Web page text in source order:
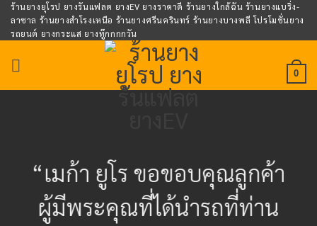
Skip
content
ร้านยางยุโรป ยางรันแฟลต ยางEV ยางราคาดี ร้านยางใกล้ฉัน ร้านยางแบริ่ง-
ลาซาล ร้านยางสำโรงเหนือ ร้านยางศรีนครินทร์ ร้านยางบางพลี โปรโมชั่นยาง
รถยนต์ ยางกระแส ยางทู๊กกกกวัน
0
“เมก้า ยูโร ขอขอบคุณลูกค้า
ผู้มีพระคุณที่ได้นำรถที่ท่าน